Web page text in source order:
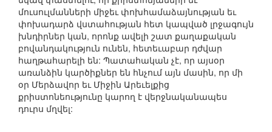
մուսուլմանների միջեւ փոխհամաձայնության եւ
փոխադարձ վստահության հետ կապված լրջագույն
խնդիրներ կան, որոնք ավելի շատ քաղաքական
բովանդակություն ունեն, հետեւաբար դժվար
հաղթահարելի են: Պատահական չէ, որ այսօր
առանձին կարծիքներ են հնչում այն մասին, որ մի
օր Մերձավոր եւ Միջին Արեւելքից
քրիստոնեությունը կարող է վերջնականապես
դուրս մղվել: